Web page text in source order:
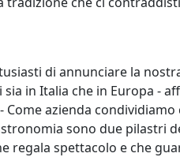
di annunciare la
in Italia che in Europa -
Come azienda
sono due pilastri
regala spettacolo e che